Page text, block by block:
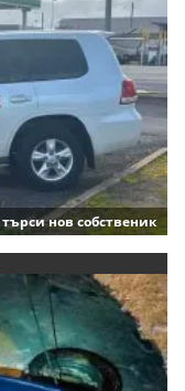
нов собственик